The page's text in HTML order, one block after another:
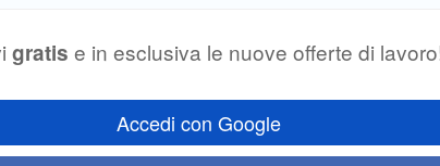
ferroviarie, stradali e portuali — per clienti nazionali...
posto. Junior MechanicalEngineer–Ingegneriadella
gratis e in esclusiva le nuove offerte di
Accedi con Google